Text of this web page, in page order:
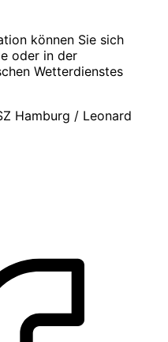
können Sie sich
oder in der
Wetterdienstes
Hamburg / Leonard